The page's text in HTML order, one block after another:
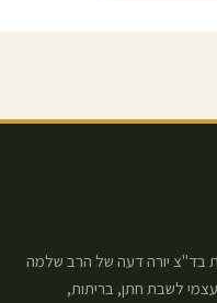
בד"צ יורה דעה של הרב שלמה
לשבת חתן, בריתות,